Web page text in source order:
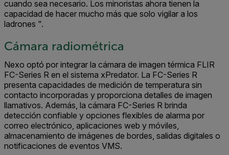
cuando sea necesario. Los minoristas ahora tienen la
capacidad de hacer mucho más que solo vigilar a los
ladrones ".
Cámara radiométrica
Nexo optó por integrar la cámara de imagen térmica FLIR
FC-Series R en el sistema xPredator. La FC-Series R
presenta capacidades de medición de temperatura sin
contacto incorporadas y proporciona detalles de imagen
llamativos. Además, la cámara FC-Series R brinda
detección confiable y opciones flexibles de alarma por
correo electrónico, aplicaciones web y móviles,
almacenamiento de imágenes de bordes, salidas digitales o
notificaciones de eventos VMS.